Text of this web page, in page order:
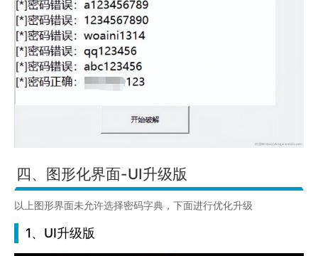
四、图形化界面-UI升级版
以上图形界面未允许选择密码字典，下面进行优化升级
1、UI升级版